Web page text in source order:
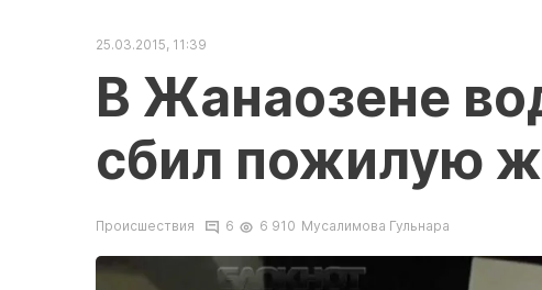
25.03.2015, 11:39
В Жанаозене
сбил пожилую
Происшествия 6 6 910 Мусалимова Гульнара